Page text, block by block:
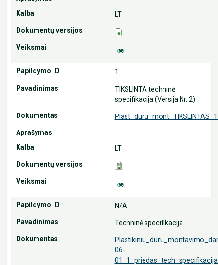
LT
1
TIKSLINTA techninė
specifikacija (Versija Nr. 2)
LT
N/A
Techninė specifikacija
06-